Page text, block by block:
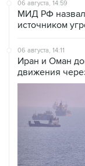
06 августа, 14:59
МИД РФ назвал
источником
06 августа, 14:11
Иран и Оман
движения